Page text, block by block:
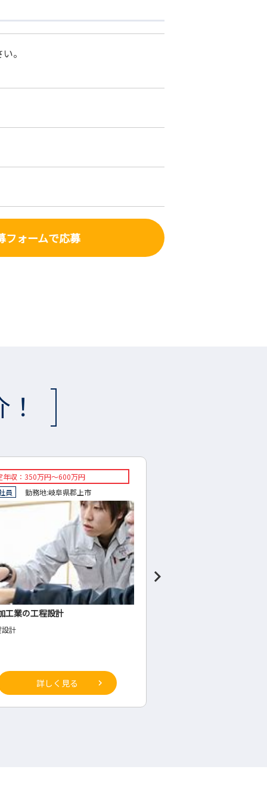
。
フォームで応募
収：320万円～800万円
勤務地:可児市東京都
建材等の営業
詳しく見る